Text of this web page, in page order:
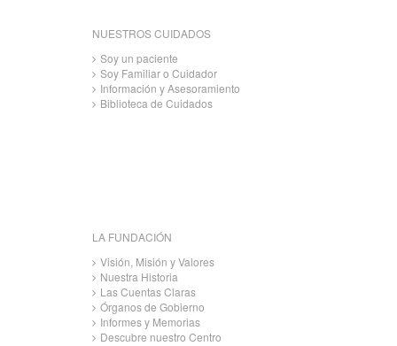
NUESTROS CUIDADOS
Soy un paciente
Soy Familiar o Cuidador
Información y Asesoramiento
Biblioteca de Cuidados
LA FUNDACIÓN
Visión, Misión y Valores
Nuestra Historia
Las Cuentas Claras
Órganos de Gobierno
Informes y Memorias
Descubre nuestro Centro